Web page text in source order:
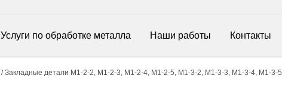
Услуги по обработке металла Наши работы Контакты
/ Закладные детали М1-2-2, М1-2-3, М1-2-4, М1-2-5, М1-3-2, М1-3-3, М1-3-4, М1-3-5